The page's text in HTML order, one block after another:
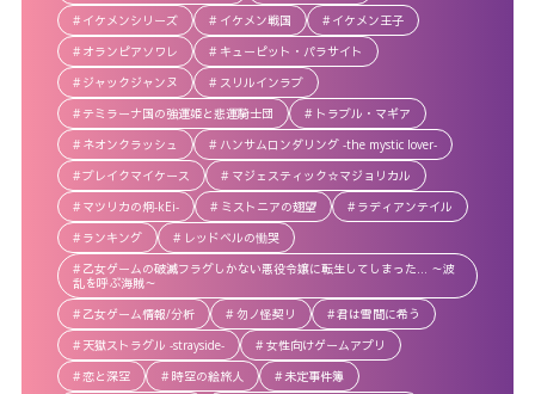
イケメンシリーズ
イケメン戦国
イケメン王子
オランピアソワレ
キューピット・パラサイト
ジャックジャンヌ
スリルインラブ
テミラーナ国の強運姫と悲運騎士団
トラブル・マギア
ネオンクラッシュ
ハンサムロンダリング -the mystic lover-
ブレイクマイケース
マジェスティック☆マジョリカル
マツリカの炯-kEi-
ミストニアの翅望
ラディアンテイル
ランキング
レッドベルの慟哭
乙女ゲームの破滅フラグしかない悪役令嬢に転生してしまった… ～波
乱を呼ぶ海賊～
乙女ゲーム情報/分析
勿ノ怪契リ
君は雪間に希う
天獄ストラグル -strayside-
女性向けゲームアプリ
恋と深空
時空の絵旅人
未定事件簿